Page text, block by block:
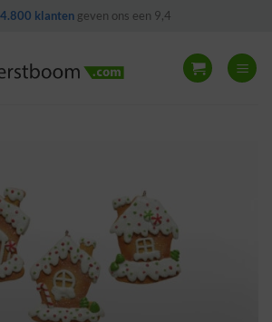
klantengeven ons een 9,4